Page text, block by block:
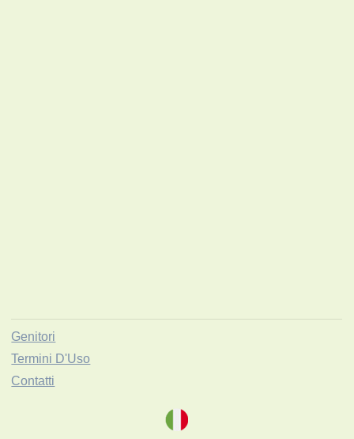
Genitori
Termini D'Uso
Contatti